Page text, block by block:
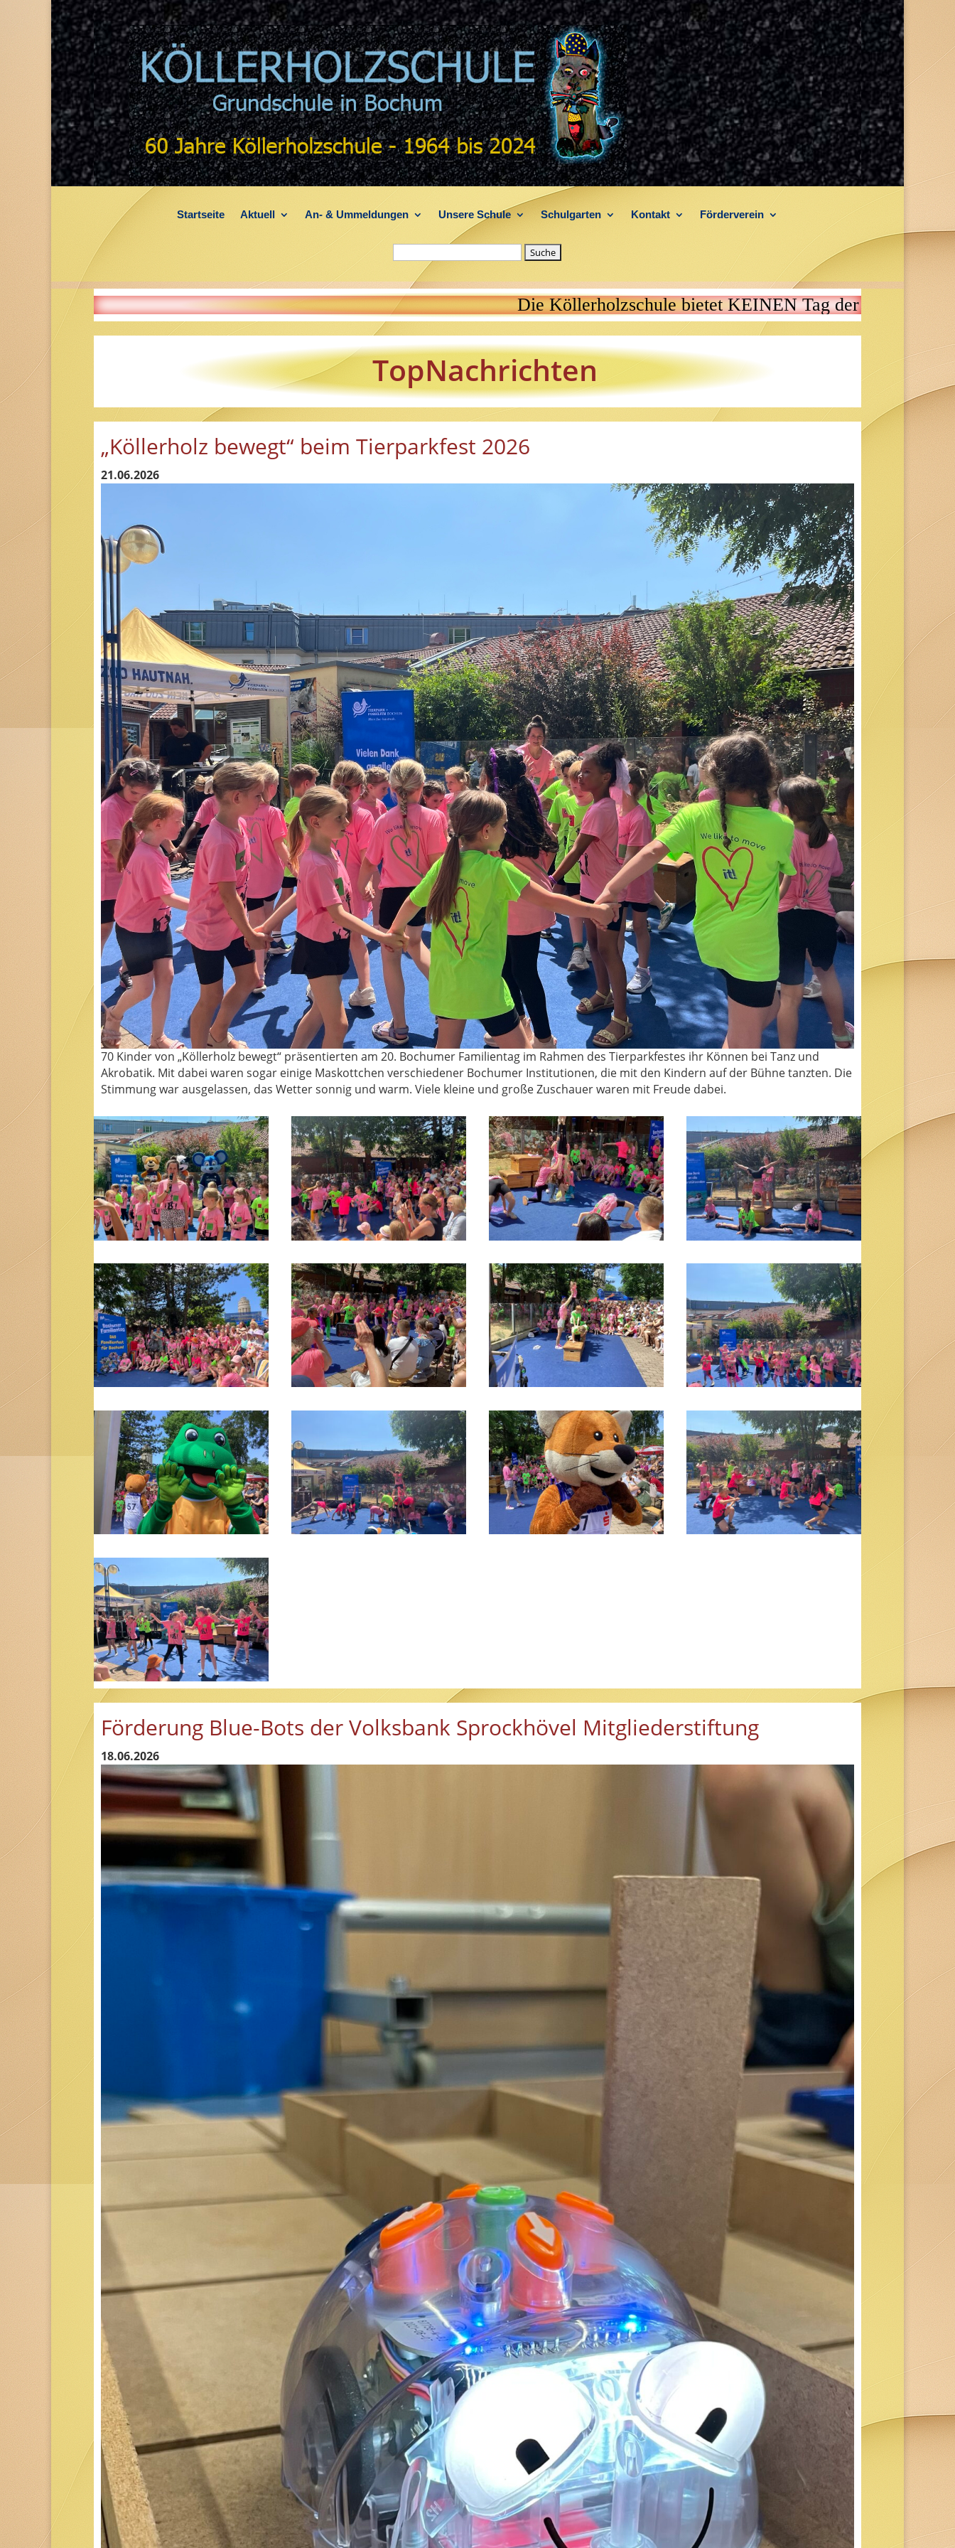
Startseite Aktuell An- & Ummeldungen Unsere Schule Schulgarten Kontakt Förderverein
Suche nach:
Die Köllerholzschule bietet KEINEN Tag der offenen Tür an!!! Die Köllerholzschule
TopNachrichten
„Köllerholz bewegt“ beim Tierparkfest 2026
21.06.2026
70 Kinder von „Köllerholz bewegt“ präsentierten am 20. Bochumer Familientag im Rahmen des Tierparkfestes ihr Können bei Tanz und
Akrobatik. Mit dabei waren sogar einige Maskottchen verschiedener Bochumer Institutionen, die mit den Kindern auf der Bühne tanzten. Die
Stimmung war ausgelassen, das Wetter sonnig und warm. Viele kleine und große Zuschauer waren mit Freude dabei.
Förderung Blue-Bots der Volksbank Sprockhövel Mitgliederstiftung
18.06.2026